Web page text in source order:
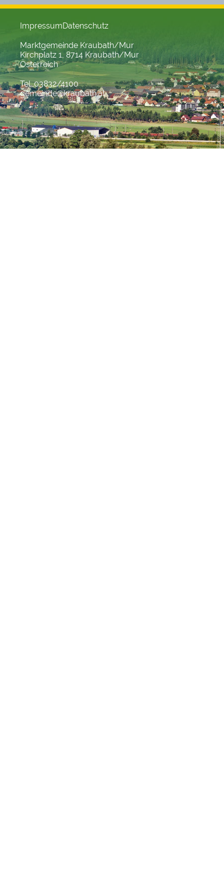
ImpressumDatenschutz
Marktgemeinde Kraubath/Mur
Kirchplatz 1, 8714 Kraubath/Mur
Österreich
Tel. 03832/4100
gemeinde@kraubath.at